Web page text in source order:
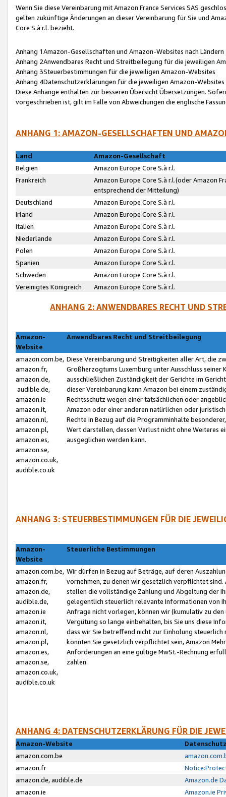
Wenn Sie diese Vereinbarung mit Amazon France Services SAS
gelten zukünftige Änderungen an dieser Vereinbarung für Sie und
Core S.à r.l. bezieht.
Anhang 1Amazon-Gesellschaften und Amazon-Websites nach Ländern
Anhang 2Anwendbares Recht und Streitbeilegung für die jeweiligen
Anhang 3Steuerbestimmungen für die jeweiligen Amazon-Websites
Anhang 4Datenschutzerklärungen für die jeweiligen Amazon-Websites
Diese Anhänge enthalten zur besseren Übersicht Übersetzungen.
vorgeschrieben ist, gilt im Falle von Abweichungen die englische
ANHANG 1: AMAZON-GESELLSCHAFTEN UND
Land
Amazon-Gesellschaft
Belgien
Amazon Europe Core S.à r.l.
Frankreich
Amazon Europe Core S.à r.l.(oder Amazon
entsprechend der Mitteilung)
Deutschland
Amazon Europe Core S.à r.l.
Irland
Amazon Europe Core S.à r.l.
Italien
Amazon Europe Core S.à r.l.
Niederlande
Amazon Europe Core S.à r.l.
Polen
Amazon Europe Core S.à r.l.
Spanien
Amazon Europe Core S.à r.l.
Schweden
Amazon Europe Core S.à r.l.
Vereinigtes Königreich
Amazon Europe Core S.à r.l.
ANHANG 2: ANWENDBARES RECHT UND
Amazon-
Website
Anwendbares Recht und Streitbeilegung
amazon.com.be,
amazon.fr,
amazon.de,
audible.de,
amazon.ie
amazon.it,
amazon.nl,
amazon.pl,
amazon.es,
amazon.se,
amazon.co.uk,
audible.co.uk
Diese Vereinbarung und Streitigkeiten aller Art, die
Großherzogtums Luxemburg unter Ausschluss
ausschließlichen Zuständigkeit der Gerichte im
dieser Vereinbarung kann Amazon bei einem
Rechtsschutz wegen einer tatsächlichen oder
Amazon oder einer anderen natürlichen oder
Rechte in Bezug auf die Programminhalte
Wert darstellen, dessen Verlust nicht ohne Weiteres
ausgeglichen werden kann.
ANHANG 3: STEUERBESTIMMUNGEN FÜR DIE
Amazon-
Website
Steuerliche Bestimmungen
amazon.com.be,
amazon.fr,
amazon.de,
audible.de,
amazon.ie
amazon.it,
amazon.nl,
amazon.pl,
amazon.es,
amazon.se,
amazon.co.uk,
audible.co.uk
Wir dürfen in Bezug auf Beträge, auf deren
vornehmen, zu denen wir gesetzlich verpflichtet
stellen die vollständige Zahlung und Abgeltung der
gelegentlich steuerlich relevante Informationen von
Anfrage nicht vorlegen, können wir (kumulativ zu
Vergütung so lange einbehalten, bis Sie uns diese
dass wir Sie betreffend nicht zur Einholung
könnten Sie gesetzlich verpflichtet sein, Amazon
Anforderungen an eine gültige MwSt.-Rechnung
zahlen.
ANHANG 4: DATENSCHUTZERKLÄRUNG FÜR DIE
Amazon-Website
amazon.com.be
amazon.fr
amazon.de, audible.de
Amazon.de
amazon.ie
Amazon.ie